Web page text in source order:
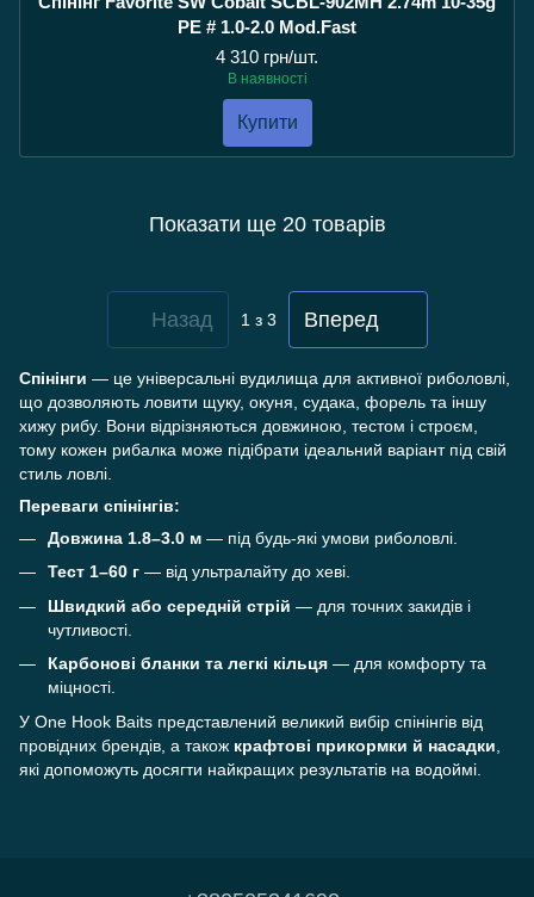
PE # 1.0-2.0 Mod.Fast
4 310 грн/шт.
В наявності
Купити
Показати ще 20 товарів
Назад 1 з 3 Вперед
Спінінги — це універсальні вудилища для активної риболовлі,
що дозволяють ловити щуку, окуня, судака, форель та іншу
хижу рибу. Вони відрізняються довжиною, тестом і строєм,
тому кожен рибалка може підібрати ідеальний варіант під свій
стиль ловлі.
Переваги спінінгів:
Довжина 1.8–3.0 м — під будь-які умови риболовлі.
Тест 1–60 г — від ультралайту до хеві.
Швидкий або середній стрій — для точних закидів і
чутливості.
Карбонові бланки та легкі кільця — для комфорту та
міцності.
У One Hook Baits представлений великий вибір спінінгів від
провідних брендів, а також крафтові прикормки й насадки
які допоможуть досягти найкращих результатів на водоймі.